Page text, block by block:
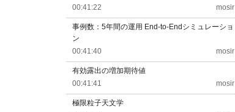
00:41:22
mosir
事例数：5年間の運用 End-to-Endシミュレーショ
ン
00:41:40
mosir
有効露出の増加期待値
00:41:41
mosir
極限粒子天文学